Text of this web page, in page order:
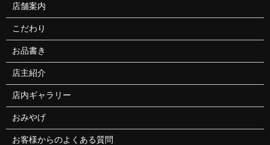
店舗案内
こだわり
お品書き
店主紹介
店内ギャラリー
おみやげ
お客様からのよくある質問